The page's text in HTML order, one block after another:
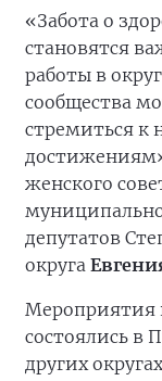
«Забота о
становятся
работы в
сообщества
стремиться
женского
депутатов
округа
Мероприятия
состоялись в
других